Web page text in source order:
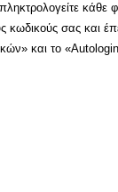
κάθε
κωδικούς σας και
και το